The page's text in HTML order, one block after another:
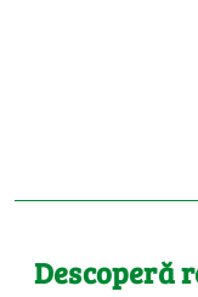
Descoperă